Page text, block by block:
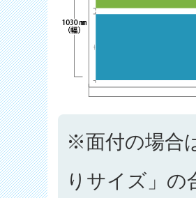
※面付の場合
りサイズ」の